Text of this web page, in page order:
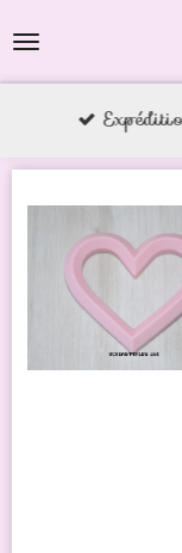
principal